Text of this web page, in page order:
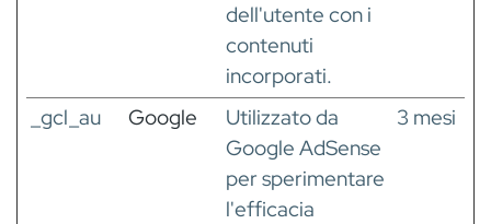
dell'utente con i
contenuti
incorporati.
_gcl_au Google
Utilizzato da
Google AdSense
per sperimentare
l'efficacia
3 mesi